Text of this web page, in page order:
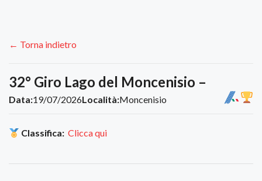
← Torna indietro
32° Giro Lago del Moncenisio –
Data:19/07/2026Località:Moncenisio
Classifica: Clicca qui